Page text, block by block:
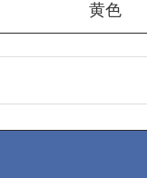
黄色